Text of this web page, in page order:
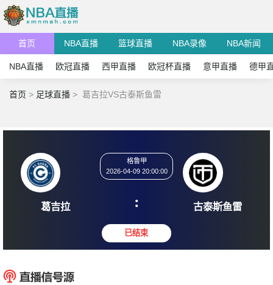
首页 NBA直播 篮球直播 NBA录像 NBA新闻
NBA直播 欧冠直播 西甲直播 欧冠杯直播 意甲直播 德甲
首页 > 足球直播 > 葛吉拉VS古泰斯鱼雷
葛吉拉
2026-04-09 20:00:00
: 古泰